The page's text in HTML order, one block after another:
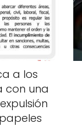
a los
con una